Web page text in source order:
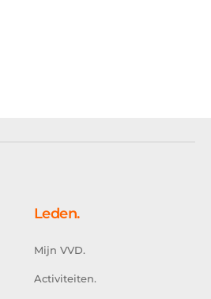
Leden.
Mijn VVD.
Activiteiten.